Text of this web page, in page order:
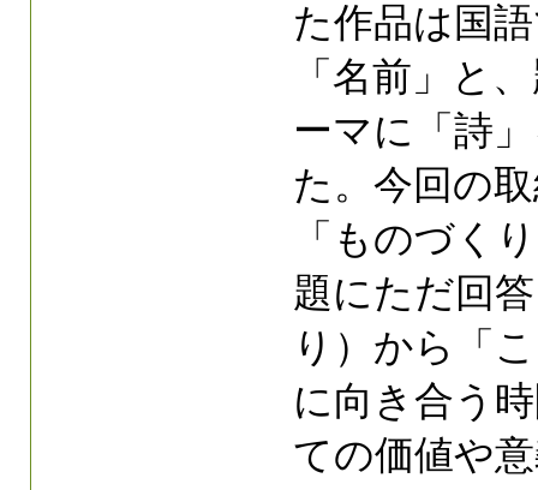
た作品は国
「名前」と
ーマに「詩
た。今回の
「ものづく
題にただ回
り）から「
に向き合う
ての価値や